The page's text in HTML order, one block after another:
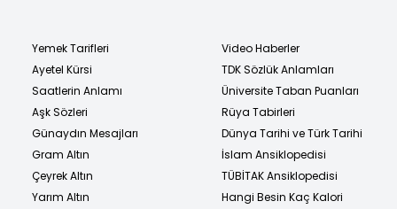
Yemek Tarifleri
Ayetel Kürsi
Saatlerin Anlamı
Aşk Sözleri
Günaydın Mesajları
Gram Altın
Çeyrek Altın
Yarım Altın
Video Haberler
TDK Sözlük Anlamları
Üniversite Taban Puanları
Rüya Tabirleri
Dünya Tarihi ve Türk Tarihi
İslam Ansiklopedisi
TÜBİTAK Ansiklopedisi
Hangi Besin Kaç Kalori